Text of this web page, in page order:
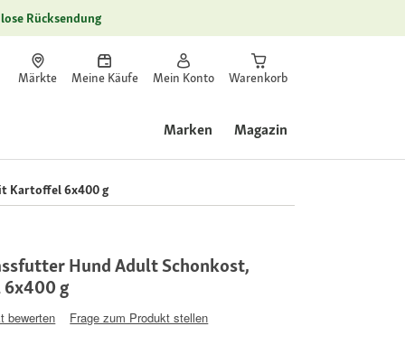
Rücksendung
Märkte Meine Käufe Mein Konto Warenkorb
Marken Magazin
Kartoffel 6x400 g
Hund Adult Schonkost,
g
bewerten Frage zum Produkt stellen